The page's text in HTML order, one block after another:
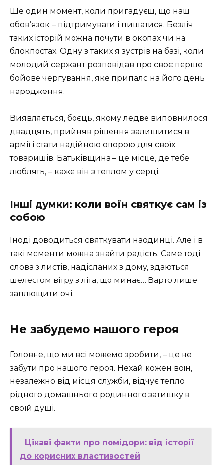
Ще один момент, коли пригадуєш, що наш
обов’язок – підтримувати і пишатися. Безліч
таких історій можна почути в окопах чи на
блокпостах. Одну з таких я зустрів на базі, коли
молодий сержант розповідав про своє перше
бойове чергування, яке припало на його день
народження.
Виявляється, боєць, якому ледве виповнилося
двадцять, прийняв рішення залишитися в
армії і стати надійною опорою для своїх
товаришів. Батьківщина – це місце, де тебе
люблять, – каже він з теплом у серці.
Інші думки: коли воїн святкує сам із
собою
Іноді доводиться святкувати наодинці. Але і в
такі моменти можна знайти радість. Саме тоді
слова з листів, надісланих з дому, здаються
шелестом вітру з літа, що минає… Варто лише
заплющити очі.
Не забудемо нашого героя
Головне, що ми всі можемо зробити, – це не
забути про нашого героя. Нехай кожен воїн,
незалежно від місця служби, відчує тепло
рідного домашнього родинного затишку в
своїй душі.
Цікаві факти про помідори: від історії
до корисних властивостей